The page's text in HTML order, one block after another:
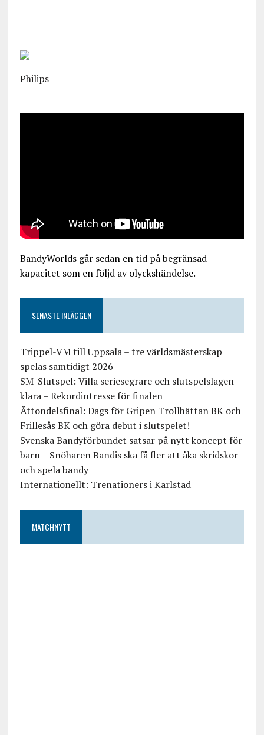
Philips
BandyWorlds går sedan en tid på begränsad
kapacitet som en följd av olyckshändelse.
SENASTE INLÄGGEN
Trippel-VM till Uppsala – tre världsmästerskap
spelas samtidigt 2026
SM-Slutspel: Villa seriesegrare och slutspelslagen
klara – Rekordintresse för finalen
Åttondelsfinal: Dags för Gripen Trollhättan BK och
Frillesås BK och göra debut i slutspelet!
Svenska Bandyförbundet satsar på nytt koncept för
barn – Snöharen Bandis ska få fler att åka skridskor
och spela bandy
Internationellt: Trenationers i Karlstad
MATCHNYTT